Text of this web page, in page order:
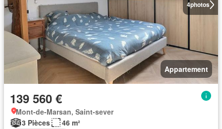
4photos
Appartement
139 560 €
Mont-de-Marsan, Saint-sever
3 Pièces
46 m²